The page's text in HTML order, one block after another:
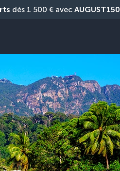
dès 1 500 € avec AUGUST150